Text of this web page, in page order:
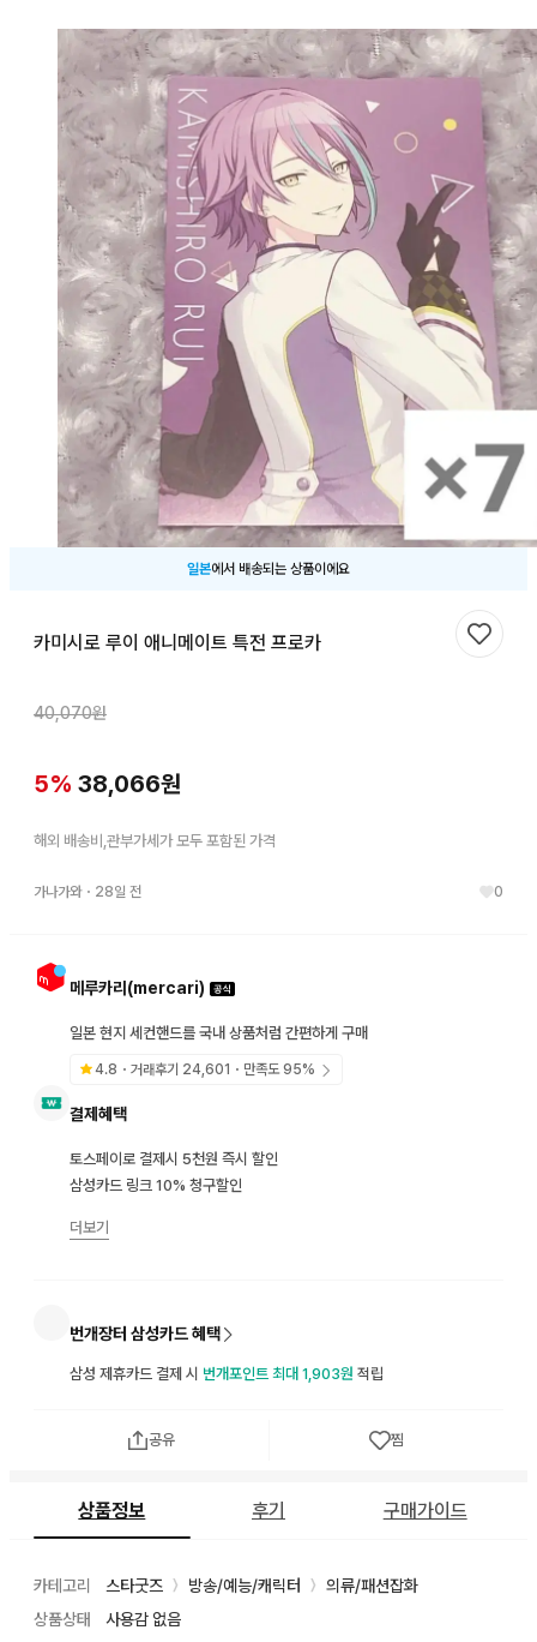
일본에서 배송되는 상품이에요
카미시로 루이 애니메이트 특전 프로카
40,070원
5% 38,066원
해외 배송비,관부가세가 모두 포함된 가격
가나가와・ 28일 전 0
메루카리(mercari)
일본 현지 세컨핸드를 국내 상품처럼 간편하게 구매
4.8 ・거래후기 24,601 ・만족도95%
결제혜택
토스페이로 결제시 5천원 즉시 할인
삼성카드 링크 10% 청구할인
더보기
번개장터 삼성카드 혜택
삼성 제휴카드 결제 시 번개포인트 최대 1,903원 적립
찜하기
공유 찜
상품정보 후기 구매가이드
카테고리 스타굿즈 〉 방송/예능/캐릭터 〉
의류/패션잡화
상품상태
사용감 없음